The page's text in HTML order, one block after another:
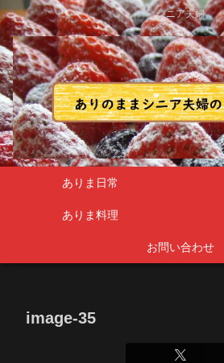
シニア夫婦
ありま日常
ありま料理
お問い合わせ
image-35